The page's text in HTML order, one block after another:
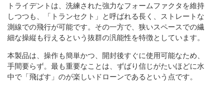
トライデントは、洗練された強力なフォームファクタを維持
しつつも、「トランセクト」と呼ばれる長く、ストレートな
測線での飛行が可能です。その一方で、狭いスペースでの繊
細な操縦も行えるという抜群の汎能性を特徴としています。
本製品は、操作も簡単かつ、開封後すぐに使用可能なため、
手間要らず。最も重要なことは、ずばり信じがたいほどに水
中で「飛ばす」のが楽しいドローンであるという点です。